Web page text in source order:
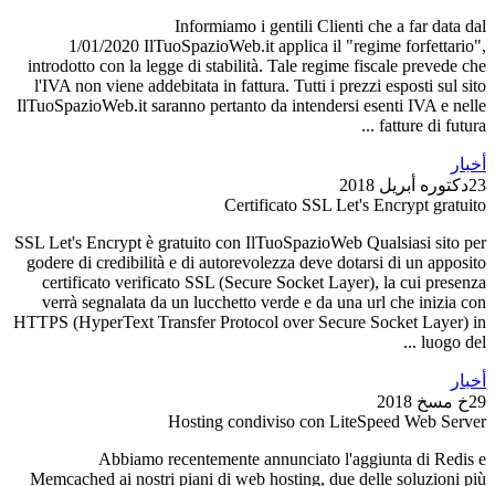
Informiamo i gentili Clienti che a far data dal
1/01/2020 IlTuoSpazioWeb.it applica il "regime forfettario",
introdotto con la legge di stabilità. Tale regime fiscale prevede che
l'IVA non viene addebitata in fattura. Tutti i prezzi esposti sul sito
IlTuoSpazioWeb.it saranno pertanto da intendersi esenti IVA e nelle
fatture di futura ...
أخبار
23دكتوره أبريل 2018
Certificato SSL Let's Encrypt gratuito
SSL Let's Encrypt è gratuito con IlTuoSpazioWeb Qualsiasi sito per
godere di credibilità e di autorevolezza deve dotarsi di un apposito
certificato verificato SSL (Secure Socket Layer), la cui presenza
verrà segnalata da un lucchetto verde e da una url che inizia con
HTTPS (HyperText Transfer Protocol over Secure Socket Layer) in
luogo del ...
أخبار
29خ مسخ 2018
Hosting condiviso con LiteSpeed Web Server
Abbiamo recentemente annunciato l'aggiunta di Redis e
Memcached ai nostri piani di web hosting, due delle soluzioni più